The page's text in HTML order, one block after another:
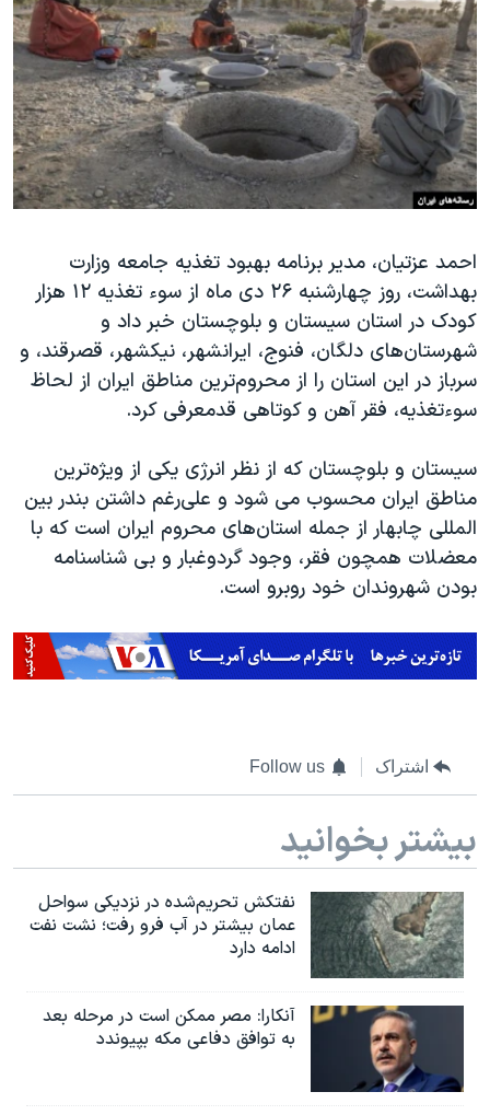
فرهنگ و زندگی
حقوق شهروندی
اقتصادی
علم و فناوری
اسرائیل در جنگ
آرشیو پخش زنده
مستندها
انتخابات ریاست جمهوری آمریکا ۲۰۲۴
حمله جمهوری اسلامی به اسرائیل
رمز مهسا
ورزش زنان در ایران
مجموعه مستندهای دادخواهی
تریبونال مردمی آبان ۹۸
دادگاه حمید نوری
چهل سال گروگان‌گیری
قانون شفافیت دارائی کادر رهبری ایران
اسرائیل در جنگ
نرگس محمدی برنده جایزه نوبل صلح
همایش محافظه‌کاران آمریکا «سی‌پک»
سفر پرزیدنت ترامپ به چین
دنبال کنید
زبانهای مختلف
احمد عزتیان، مدیر برنامه بهبود تغذیه جامعه وزارت
بهداشت، روز چهارشنبه ۲۶ دی ماه از سوء تغذیه ۱۲ هزار
کودک در استان سیستان و بلوچستان خبر داد و
شهرستان‌های دلگان، فنوج، ایرانشهر، نیکشهر، قصرقند، و
سرباز در این استان را از محروم‌ترین مناطق ایران از لحاظ
سوءتغذیه، فقر آهن و کوتاهی قدمعرفی کرد.
سیستان و بلوچستان که از نظر انرژی یکی از ویژه‌ترین
مناطق ایران محسوب می شود و علی‌رغم داشتن بندر بین
المللی چابهار از جمله استان‌های محروم ایران است که با
معضلات همچون فقر، وجود گردوغبار و بی شناسنامه
بودن شهروندان خود روبرو است.
اشتراک Follow us
بیشتر بخوانید
نفتکش تحریم‌شده در نزدیکی سواحل
عمان بیشتر در آب فرو رفت؛ نشت نفت
ادامه دارد
آنکارا: مصر ممکن است در مرحله بعد
به توافق دفاعی مکه بپیوندد